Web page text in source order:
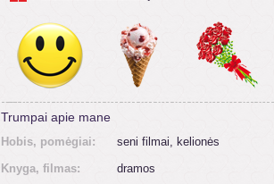
Trumpai apie mane
Hobis, pomėgiai:
seni filmai, kelionės
Knyga, filmas:
dramos